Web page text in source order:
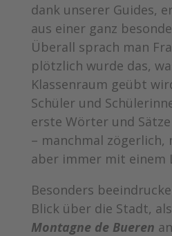
dank unserer Guides,
aus einer ganz
Überall sprach man
plötzlich wurde das,
Klassenraum geübt
Schüler und
erste Wörter und
– manchmal zögerlich,
aber immer mit einem
Besonders
Blick über die Stadt,
Montagne de Bueren